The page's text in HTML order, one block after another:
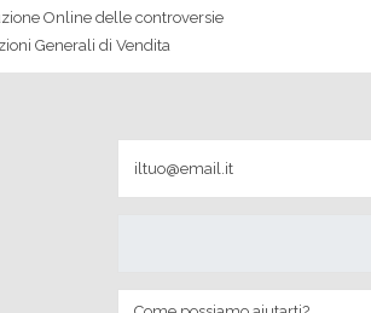
Online delle controversie
Generali di Vendita